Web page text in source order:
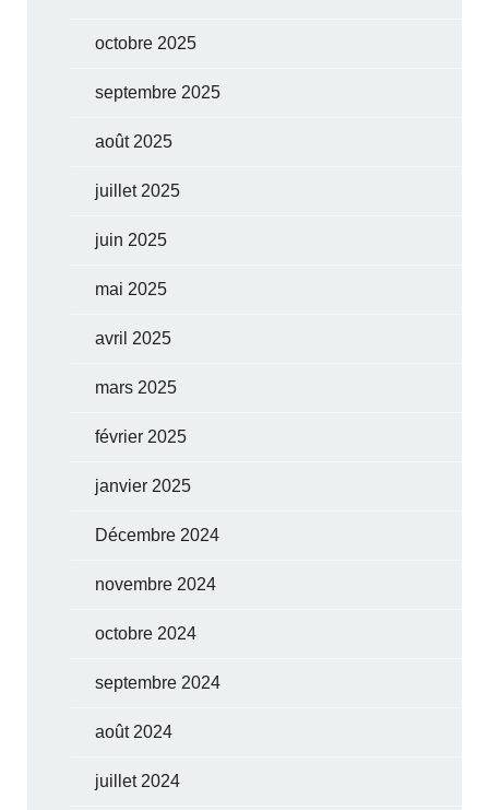
octobre 2025
septembre 2025
août 2025
juillet 2025
juin 2025
mai 2025
avril 2025
mars 2025
février 2025
janvier 2025
Décembre 2024
novembre 2024
octobre 2024
septembre 2024
août 2024
juillet 2024